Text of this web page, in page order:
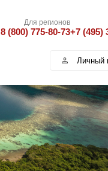
Для регионов
8 (800) 775-80-73+7 (495)
Личный